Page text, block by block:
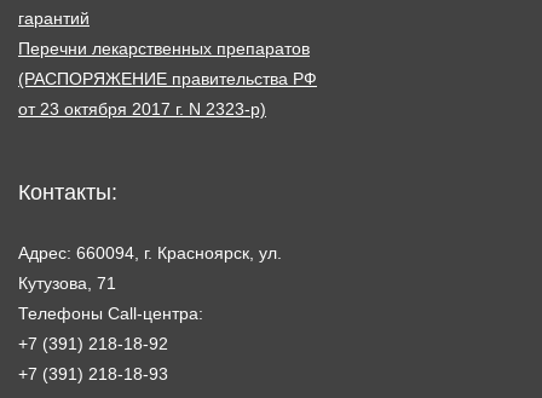
гарантий
Перечни лекарственных препаратов
(РАСПОРЯЖЕНИЕ правительства РФ
от 23 октября 2017 г. N 2323-р)
Контакты:
Адрес: 660094, г. Красноярск, ул.
Кутузова, 71
Телефоны Call-центра:
+7 (391) 218-18-92
+7 (391) 218-18-93